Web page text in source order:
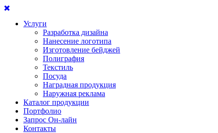
Услуги
Разработка дизайна
Нанесение логотипа
Изготовление бейджей
Полиграфия
Текстиль
Посуда
Наградная продукция
Наружная реклама
Каталог продукции
Портфолио
Запрос Он-лайн
Контакты